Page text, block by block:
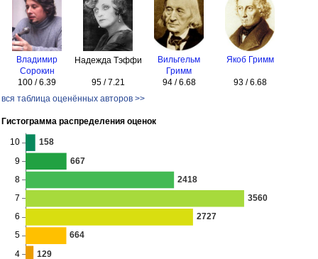
Владимир
Сорокин
100 / 6.39
Надежда Тэффи
95 / 7.21
Вильгельм
Гримм
94 / 6.68
Якоб Гримм
93 / 6.68
вся таблица оценённых авторов >>
Гистограмма распределения оценок